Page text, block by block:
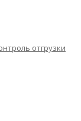
отгрузки